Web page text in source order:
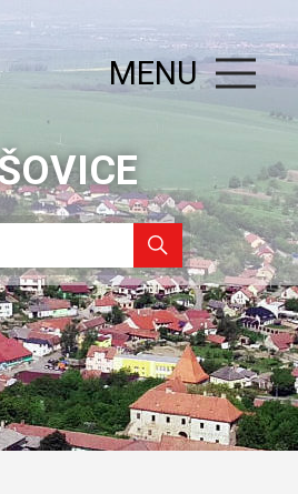
MENU